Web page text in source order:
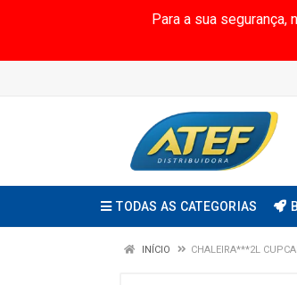
Para a sua
TODAS AS CATEGORIAS
INÍCIO CHALEIRA***2L